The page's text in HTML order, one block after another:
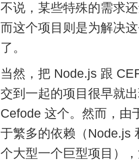
不说，某些特殊的需求
而这个项目则是为解决
了。
当然，把 Node.js 跟
交到一起的项目很早就
Cefode 这个。然而，由
于繁多的依赖（Node.js
个大型一个巨型项目）